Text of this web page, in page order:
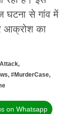
घटना से गांव में
आक्रोश का
,
, #MurderCase,
on Whatsapp